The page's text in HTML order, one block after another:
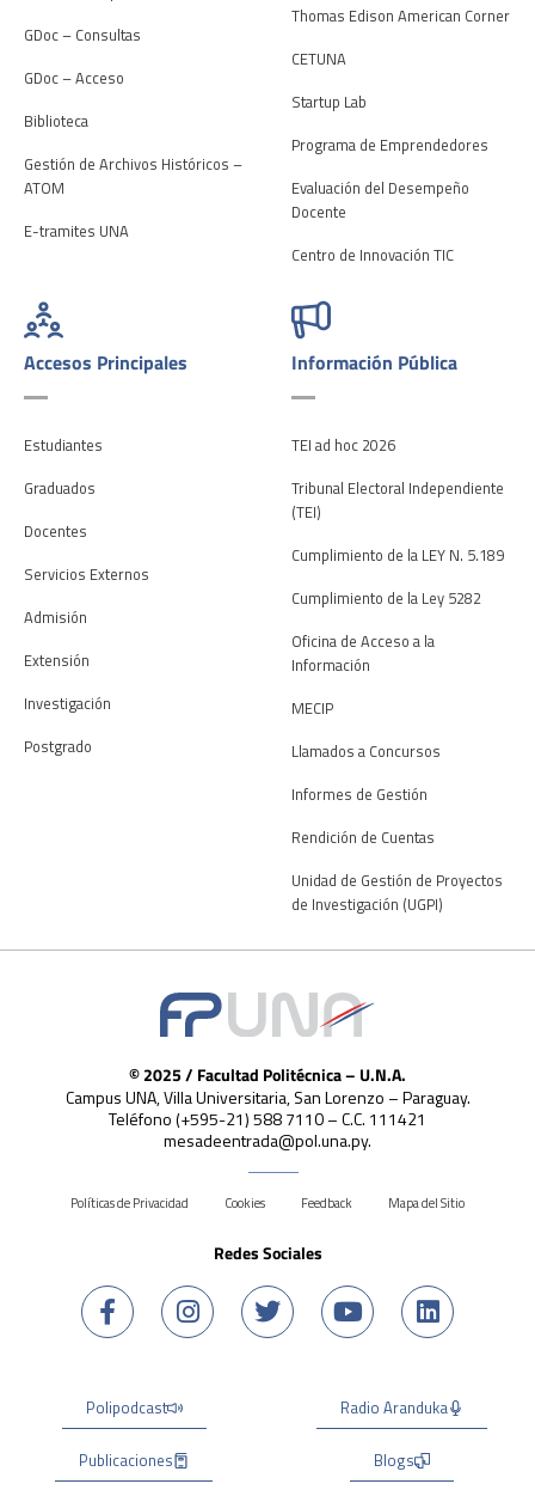
GDoc – Consultas
GDoc – Acceso
Biblioteca
Gestión de Archivos Históricos –
ATOM
E-tramites UNA
Thomas Edison American Corner
CETUNA
Startup Lab
Programa de Emprendedores
Evaluación del Desempeño
Docente
Centro de Innovación TIC
Accesos Principales
Estudiantes
Graduados
Docentes
Servicios Externos
Admisión
Extensión
Investigación
Postgrado
Información Pública
TEI ad hoc 2026
Tribunal Electoral Independiente
(TEI)
Cumplimiento de la LEY N. 5.189
Cumplimiento de la Ley 5282
Oficina de Acceso a la
Información
MECIP
Llamados a Concursos
Informes de Gestión
Rendición de Cuentas
Unidad de Gestión de Proyectos
de Investigación (UGPI)
© 2025 / Facultad Politécnica – U.N.A.
Campus UNA, Villa Universitaria, San Lorenzo – Paraguay.
Teléfono (+595-21) 588 7110 – C.C. 111421
mesadeentrada@pol.una.py.
Políticas de Privacidad Cookies Feedback Mapa del Sitio
Redes Sociales
Polipodcast
Publicaciones
Radio Aranduka
Blogs